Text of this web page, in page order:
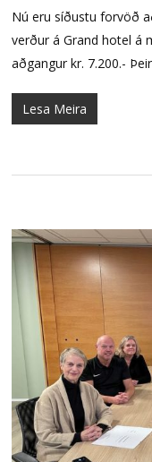
Nú eru síðustu forvöð
verður á Grand hotel á
aðgangur kr. 7.200.-
Lesa Meira